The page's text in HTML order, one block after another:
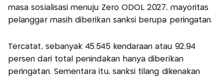
masa sosialisasi menuju Zero ODOL 2027, mayoritas
pelanggar masih diberikan sanksi berupa peringatan.
Tercatat, sebanyak 45.545 kendaraan atau 92,94
persen dari total penindakan hanya diberikan
peringatan. Sementara itu, sanksi tilang dikenakan